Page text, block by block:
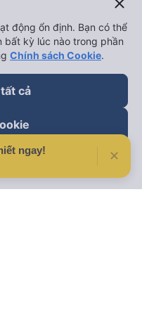
ngay! ✕
close
động ổn định. Bạn có thể
bất kỳ lúc nào trong phần
Chính sách Cookie.
cả